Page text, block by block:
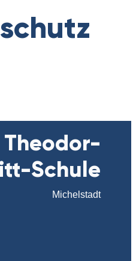
Theodor-
Schule
Michelstadt